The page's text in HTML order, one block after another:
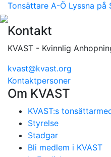
Tonsättare A-Ö Lyssna på
Kontakt
KVAST - Kvinnlig
kvast@kvast.org
Kontaktpersoner
Om KVAST
KVAST:s
Styrelse
Stadgar
Bli medlem i KVAST